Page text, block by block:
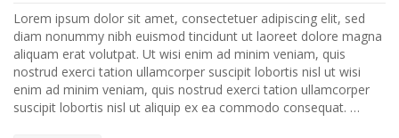
Lorem ipsum dolor sit amet, consectetuer adipiscing elit, sed
diam nonummy nibh euismod tincidunt ut laoreet dolore magna
aliquam erat volutpat. Ut wisi enim ad minim veniam, quis
nostrud exerci tation ullamcorper suscipit lobortis nisl ut wisi
enim ad minim veniam, quis nostrud exerci tation ullamcorper
suscipit lobortis nisl ut aliquip ex ea commodo consequat. …